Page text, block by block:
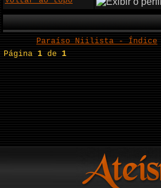
Paraíso Niilista - Índice
Página1 de1